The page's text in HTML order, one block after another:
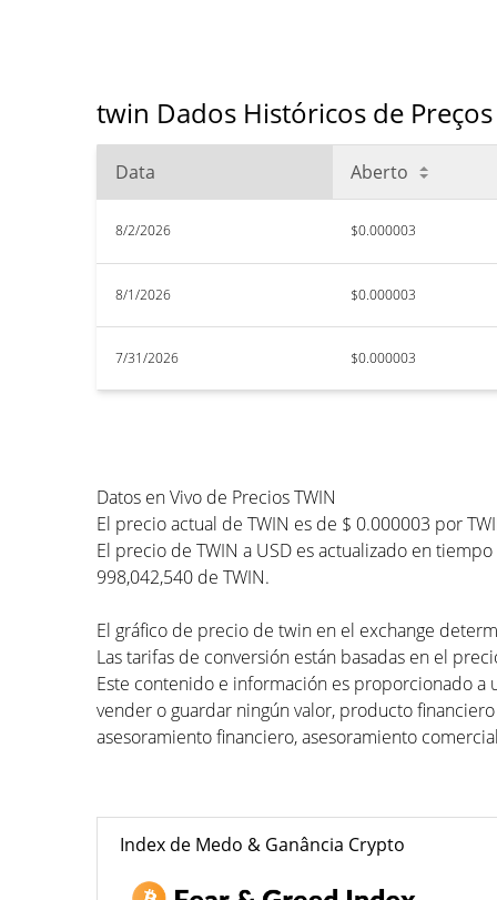
twin Dados Históricos de Preços
Data Aberto
8/2/2026 $0.000003
8/1/2026 $0.000003
7/31/2026 $0.000003
Datos en Vivo de Precios TWIN
El precio actual de TWIN es de $ 0.000003 por
El precio de TWIN a USD es actualizado en
998,042,540 de TWIN.
El gráfico de precio de twin en el exchange
Las tarifas de conversión están basadas en el
Este contenido e información es proporcionado
vender o guardar ningún valor, producto
asesoramiento financiero, asesoramiento
Index de Medo & Ganância Crypto